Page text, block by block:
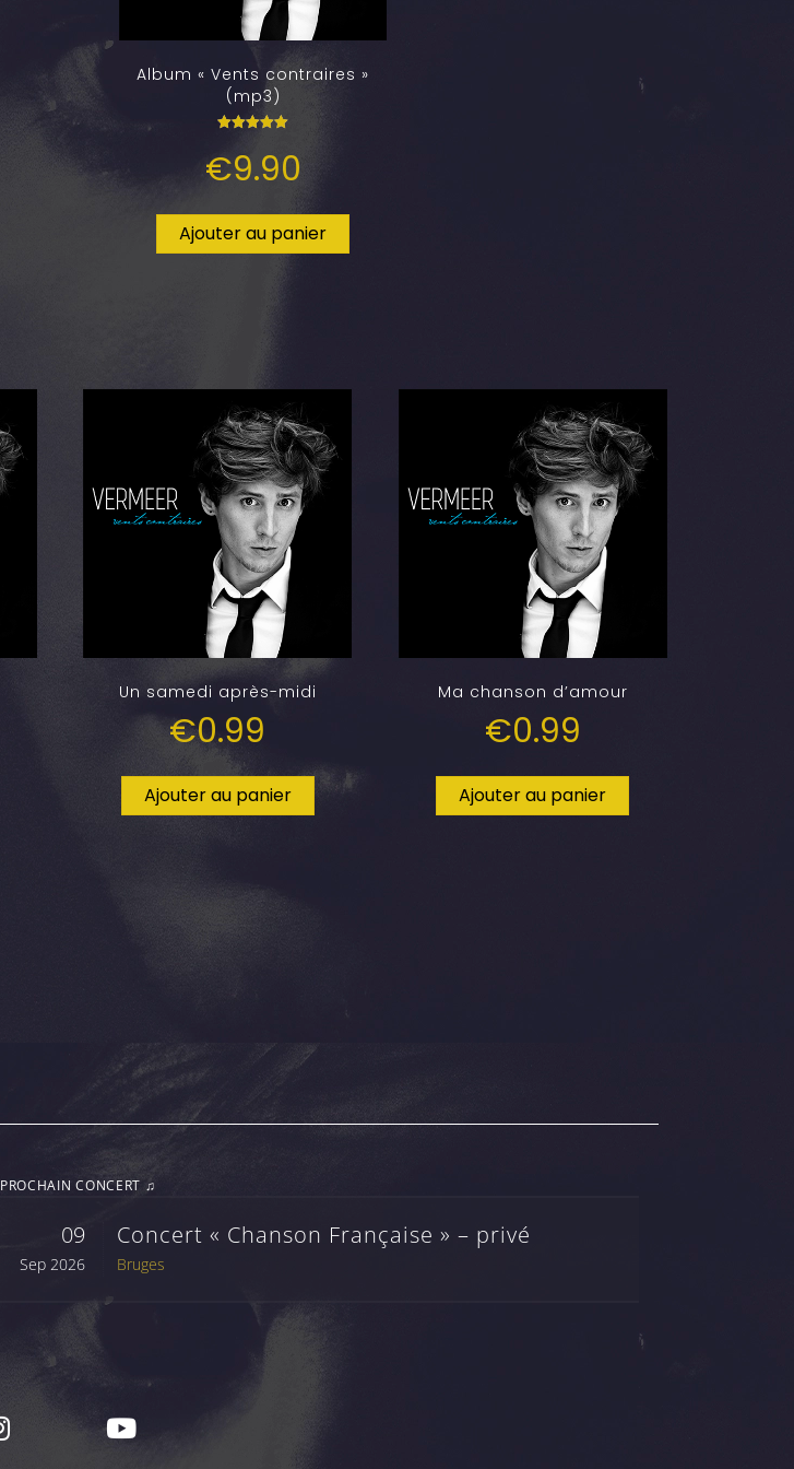
Album « Vents contraires »
(mp3)
5.00
sur 5
€9.90
Ajouter au panier
Un samedi après-midi
€0.99
Ajouter au panier
Ma chanson d’amour
€0.99
Ajouter au panier
PROCHAIN CONCERT ♫
09
Sep 2026
Concert « Chanson Française » – privé
Bruges